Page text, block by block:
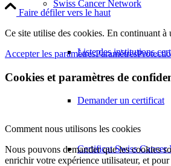
Swiss Cancer Network
Liste des institutions
Demander un certificat
Certificat Swiss
Faire défiler vers le haut
Ce site utilise des cookies. En continuant
Accepter les paramètresParamètres
Cookies et paramètres de
Comment nous utilisons les cookies
Nous pouvons demander que les cookies
enrichir votre expérience utilisateur, et